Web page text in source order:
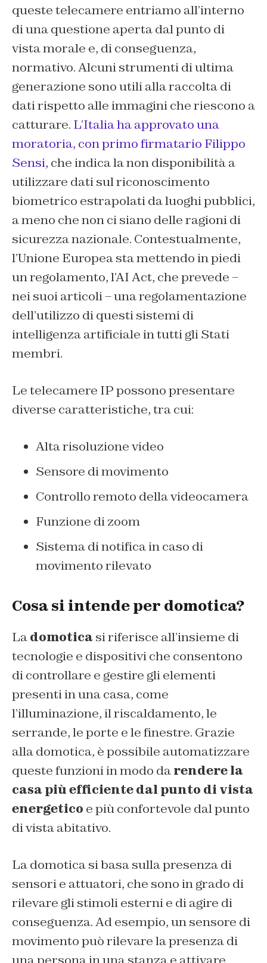
queste telecamere entriamo all’interno
di una questione aperta dal punto di
vista morale e, di conseguenza,
normativo. Alcuni strumenti di ultima
generazione sono utili alla raccolta di
dati rispetto alle immagini che riescono a
catturare. L’Italia ha approvato una
moratoria, con primo firmatario Filippo
Sensi, che indica la non disponibilità a
utilizzare dati sul riconoscimento
biometrico estrapolati da luoghi pubblici,
a meno che non ci siano delle ragioni di
sicurezza nazionale. Contestualmente,
l’Unione Europea sta mettendo in piedi
un regolamento, l’AI Act, che prevede –
nei suoi articoli – una regolamentazione
dell’utilizzo di questi sistemi di
intelligenza artificiale in tutti gli Stati
membri.
Le telecamere IP possono presentare
diverse caratteristiche, tra cui:
Alta risoluzione video
Sensore di movimento
Controllo remoto della videocamera
Funzione di zoom
Sistema di notifica in caso di
movimento rilevato
Cosa si intende per domotica?
Ladomotica si riferisce all’insieme di
tecnologie e dispositivi che consentono
di controllare e gestire gli elementi
presenti in una casa, come
l’illuminazione, il riscaldamento, le
serrande, le porte e le finestre. Grazie
alla domotica, è possibile automatizzare
queste funzioni in modo darendere la
casa più efficiente dal punto di vista
energetico e più confortevole dal punto
di vista abitativo.
La domotica si basa sulla presenza di
sensori e attuatori, che sono in grado di
rilevare gli stimoli esterni e di agire di
conseguenza. Ad esempio, un sensore di
movimento può rilevare la presenza di